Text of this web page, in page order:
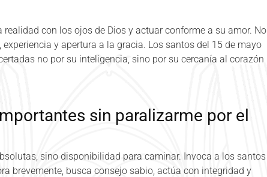
con los ojos de Dios y actuar conforme a su amor. No
y apertura a la gracia. Los santos del 15 de mayo
no por su inteligencia, sino por su cercanía al corazón
sin paralizarme por el
sino disponibilidad para caminar. Invoca a los santos
brevemente, busca consejo sabio, actúa con integridad y